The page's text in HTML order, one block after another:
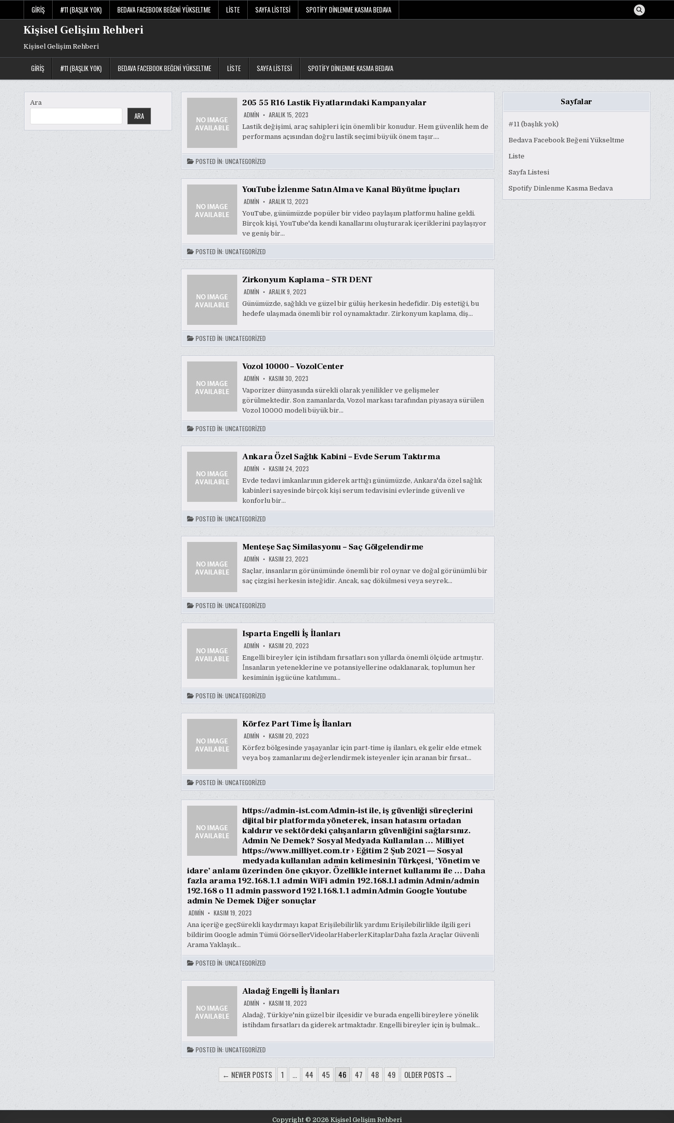
content
GIRIŞ #11 (BAŞLIK YOK) BEDAVA FACEBOOK BEĞENI YÜKSELTME LISTE SAYFA LISTESI SPOTIFY DINLENME KASMA BEDAVA
Kişisel Gelişim Rehberi
Kişisel Gelişim Rehberi
GIRIŞ #11 (BAŞLIK YOK) BEDAVA FACEBOOK BEĞENI YÜKSELTME LISTE SAYFA LISTESI SPOTIFY DINLENME KASMA BEDAVA
Ara
ARA
205 55 R16 Lastik Fiyatlarındaki Kampanyalar
ADMIN ARALIK 15, 2023
Lastik değişimi, araç sahipleri için önemli bir konudur. Hem güvenlik hem de
performans açısından doğru lastik seçimi büyük önem taşır….
POSTED IN: UNCATEGORIZED
YouTube İzlenme Satın Alma ve Kanal Büyütme İpuçları
ADMIN ARALIK 13, 2023
YouTube, günümüzde popüler bir video paylaşım platformu haline geldi.
Birçok kişi, YouTube'da kendi kanallarını oluşturarak içeriklerini paylaşıyor
ve geniş bir…
POSTED IN: UNCATEGORIZED
Zirkonyum Kaplama – STR DENT
ADMIN ARALIK 9, 2023
Günümüzde, sağlıklı ve güzel bir gülüş herkesin hedefidir. Diş estetiği, bu
hedefe ulaşmada önemli bir rol oynamaktadır. Zirkonyum kaplama, diş…
POSTED IN: UNCATEGORIZED
Vozol 10000 – VozolCenter
ADMIN KASIM 30, 2023
Vaporizer dünyasında sürekli olarak yenilikler ve gelişmeler
görülmektedir. Son zamanlarda, Vozol markası tarafından piyasaya sürülen
Vozol 10000 modeli büyük bir…
POSTED IN: UNCATEGORIZED
Ankara Özel Sağlık Kabini – Evde Serum Taktırma
ADMIN KASIM 24, 2023
Evde tedavi imkanlarının giderek arttığı günümüzde, Ankara'da özel sağlık
kabinleri sayesinde birçok kişi serum tedavisini evlerinde güvenli ve
konforlu bir…
POSTED IN: UNCATEGORIZED
Menteşe Saç Similasyonu – Saç Gölgelendirme
ADMIN KASIM 23, 2023
Saçlar, insanların görünümünde önemli bir rol oynar ve doğal görünümlü bir
saç çizgisi herkesin isteğidir. Ancak, saç dökülmesi veya seyrek…
POSTED IN: UNCATEGORIZED
Isparta Engelli İş İlanları
ADMIN KASIM 20, 2023
Engelli bireyler için istihdam fırsatları son yıllarda önemli ölçüde artmıştır.
İnsanların yeteneklerine ve potansiyellerine odaklanarak, toplumun her
kesiminin işgücüne katılımını…
POSTED IN: UNCATEGORIZED
Körfez Part Time İş İlanları
ADMIN KASIM 20, 2023
Körfez bölgesinde yaşayanlar için part-time iş ilanları, ek gelir elde etmek
veya boş zamanlarını değerlendirmek isteyenler için aranan bir fırsat…
POSTED IN: UNCATEGORIZED
https://admin-ist.com Admin-ist ile, iş güvenliği süreçlerini
dijital bir platformda yöneterek, insan hatasını ortadan
kaldırır ve sektördeki çalışanların güvenliğini sağlarsınız.
Admin Ne Demek? Sosyal Medyada Kullanılan … Milliyet
https://www.milliyet.com.tr › Eğitim 2 Şub 2021 — Sosyal
medyada kullanılan admin kelimesinin Türkçesi, ‘Yönetim ve
idare’ anlamı üzerinden öne çıkıyor. Özellikle internet kullanımı ile … Daha
fazla arama 192.168.1.1 admin WiFi admin 192.168.l.l admin Admin/admin
192.168 o 11 admin password 192 l.168.1.1 admin Admin Google Youtube
admin Ne Demek Diğer sonuçlar
ADMIN KASIM 19, 2023
Ana içeriğe geçSürekli kaydırmayı kapat Erişilebilirlik yardımı Erişilebilirlikle ilgili geri
bildirim Google admin Tümü GörsellerVideolarHaberlerKitaplarDaha fazla Araçlar Güvenli
Arama Yaklaşık…
POSTED IN: UNCATEGORIZED
Aladağ Engelli İş İlanları
ADMIN KASIM 18, 2023
Aladağ, Türkiye'nin güzel bir ilçesidir ve burada engelli bireylere yönelik
istihdam fırsatları da giderek artmaktadır. Engelli bireyler için iş bulmak…
POSTED IN: UNCATEGORIZED
SAYFALAMASI
← NEWER POSTS 1 … 44 45 46 47 48 49 OLDER POSTS →
Sayfalar
#11 (başlık yok)
Bedava Facebook Beğeni Yükseltme
Liste
Sayfa Listesi
Spotify Dinlenme Kasma Bedava
Copyright © 2026 Kişisel Gelişim Rehberi